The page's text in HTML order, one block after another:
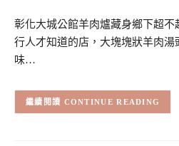
彰化大城公館羊肉爐藏身鄉下超
行人才知道的店，大塊塊狀羊肉
味…
CONTINUE READING